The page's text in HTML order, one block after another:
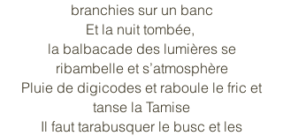
branchies sur un banc
Et la nuit tombée,
la balbacade des lumières se
ribambelle et s’atmosphère
Pluie de digicodes et raboule le fric et
tanse la Tamise
Il faut tarabusquer le busc et les